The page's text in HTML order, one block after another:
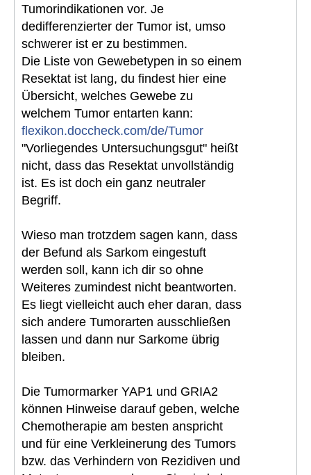
Tumorindikationen vor. Je
dedifferenzierter der Tumor ist, umso
schwerer ist er zu bestimmen.
Die Liste von Gewebetypen in so einem
Resektat ist lang, du findest hier eine
Übersicht, welches Gewebe zu
welchem Tumor entarten kann:
flexikon.doccheck.com/de/Tumor
"Vorliegendes Untersuchungsgut" heißt
nicht, dass das Resektat unvollständig
ist. Es ist doch ein ganz neutraler
Begriff.
Wieso man trotzdem sagen kann, dass
der Befund als Sarkom eingestuft
werden soll, kann ich dir so ohne
Weiteres zumindest nicht beantworten.
Es liegt vielleicht auch eher daran, dass
sich andere Tumorarten ausschließen
lassen und dann nur Sarkome übrig
bleiben.
Die Tumormarker YAP1 und GRIA2
können Hinweise darauf geben, welche
Chemotherapie am besten anspricht
und für eine Verkleinerung des Tumors
bzw. das Verhindern von Rezidiven und